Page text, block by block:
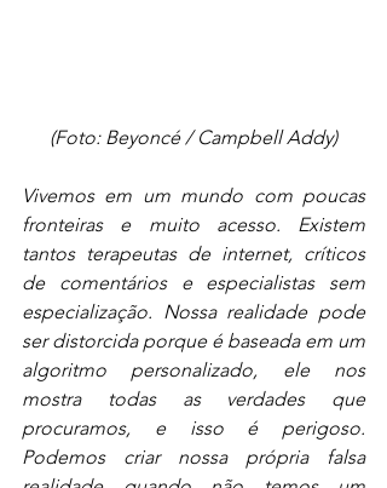
(Foto: Beyoncé / Campbell Addy)
Vivemos em um mundo com poucas
fronteiras e muito acesso. Existem
tantos terapeutas de internet, críticos
de comentários e especialistas sem
especialização. Nossa realidade pode
ser distorcida porque é baseada em um
algoritmo personalizado, ele nos
mostra todas as verdades que
procuramos, e isso é perigoso.
Podemos criar nossa própria falsa